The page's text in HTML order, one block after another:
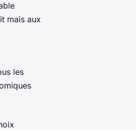
mais aux
les